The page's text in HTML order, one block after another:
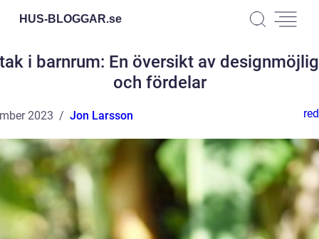
HUS-BLOGGAR.se
i barnrum: En översikt av
och fördelar
2023 Jon Larsson